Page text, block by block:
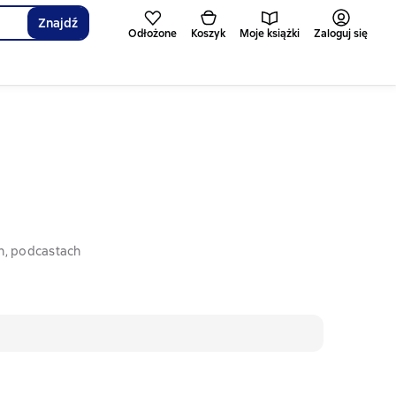
Znajdź
Odłożone Koszyk Moje książki Zaloguj się
podcastach